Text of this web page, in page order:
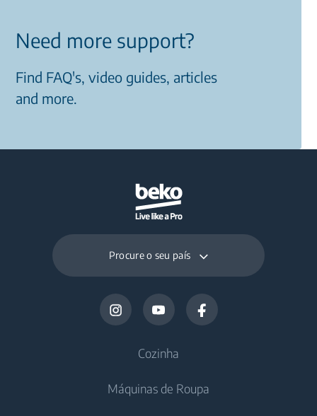
Need more support?
Find FAQ's, video guides, articles
and more.
Procure o seu país
Cozinha
Frigoríficos
Máquinas de Roupa